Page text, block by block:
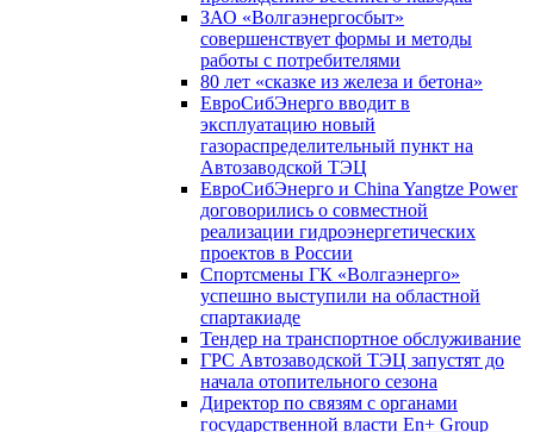
ЗАО «Волгаэнергосбыт»
совершенствует формы и методы
работы с потребителями
80 лет «сказке из железа и бетона»
ЕвроСибЭнерго вводит в
эксплуатацию новый
газораспределительный пункт на
Автозаводской ТЭЦ
ЕвроСибЭнерго и China Yangtze Power
договорились о совместной
реализации гидроэнергетических
проектов в России
Спортсмены ГК «Волгаэнерго»
успешно выступили на областной
спартакиаде
Тендер на транспортное обслуживание
ГРС Автозаводской ТЭЦ запустят до
начала отопительного сезона
Директор по связям с органами
государственной власти En+ Group